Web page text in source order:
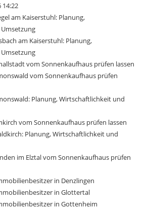
14:22
am Kaiserstuhl: Planung,
am Kaiserstuhl: Planung,
vom Sonnenkaufhaus prüfen lassen
vom Sonnenkaufhaus prüfen
Planung, Wirtschaftlichkeit und
vom Sonnenkaufhaus prüfen lassen
Planung, Wirtschaftlichkeit und
im Elztal vom Sonnenkaufhaus prüfen
in Denzlingen
in Glottertal
in Gottenheim